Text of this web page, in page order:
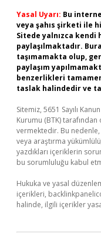
Yasal Uyarı: Bu
veya şahıs şirketi ile
Sitede yalnızca kendi
paylaşılmaktadır.
taşımamakta olup,
paylaşım
benzerlikleri
taslak halindedir ve
Sitemiz, 5651 Sayılı
Kurumu (BTK) tarafından
vermektedir. Bu
veya araştırma
yazdıkları içeriklerin
bu sorumluluğu kabul
Hukuka ve yasal
içerikleri,
halinde, ilgili içerikler